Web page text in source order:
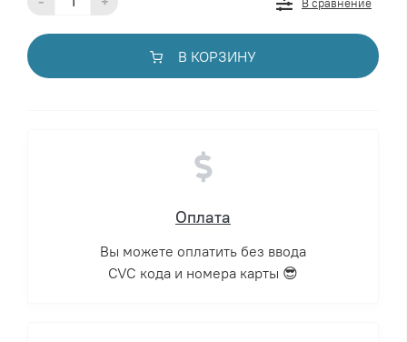
В сравнение
В КОРЗИНУ
Оплата
Вы можете оплатить без ввода
CVC кода и номера карты 😎